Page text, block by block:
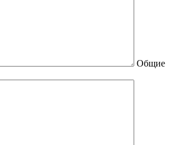
Общие